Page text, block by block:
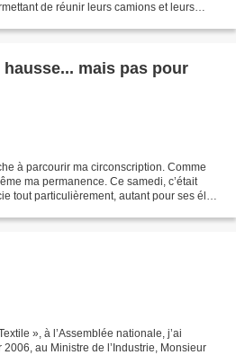
de réunir leurs camions et leurs
mais pas pour
à parcourir ma circonscription. Comme
ma permanence. Ce samedi, c’était
tout particulièrement, autant pour ses élus
», à l’Assemblée nationale, j’ai
au Ministre de l’Industrie, Monsieur